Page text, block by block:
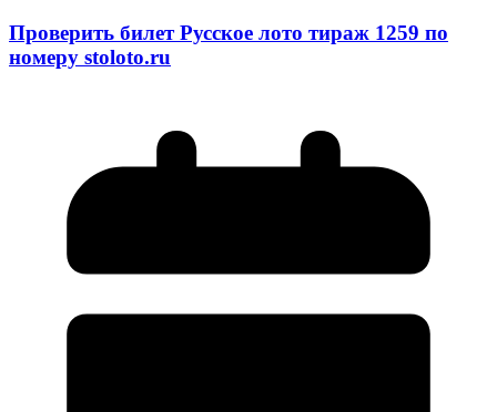
Проверить билет Русское лото тираж 1259 по
номеру stoloto.ru